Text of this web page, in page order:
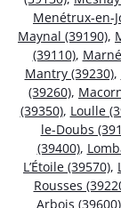
Menétrux-en-
Maynal (39190),
(39110),
Mantry (39230),
(39260),
(39350), Loulle
le-Doubs
(39400),
L’Étoile (39570),
Rousses
Arbois (39600)